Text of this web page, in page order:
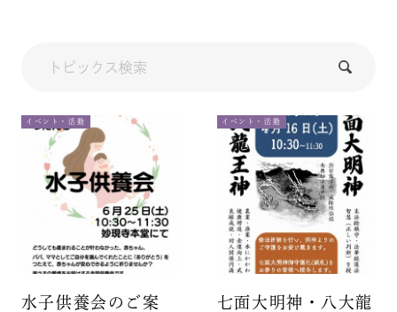
イベント・活動
水子供養会のご案
イベント・活動
七面大明神・八大龍